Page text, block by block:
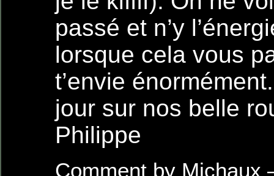
passé et n’y
lorsque cela vous
t’envie
jour sur nos belle
Philippe
Comment by